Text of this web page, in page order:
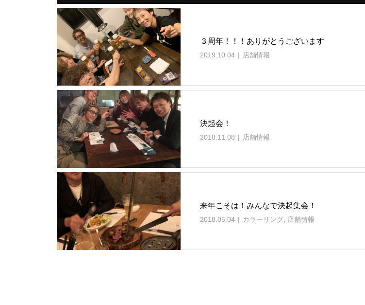
３周年！！！ありがとうございます
2019.10.04 店舗情報
決起会！
2018.11.08 店舗情報
来年こそは！みんなで決起集会！
2018.05.04 カラーリング, 店舗情報